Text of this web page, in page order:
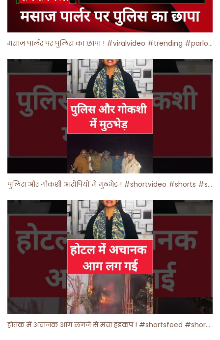
मसाज पार्लर पर पुलिस का छापा ! #viralvideo #trending #parlour
पुलिस और गौकशी आरोपियों में मुठभेड़ ! #shortvideo #shorts #shortsfeed
होतक में अचानक आग लगने से मचा हड़कंप ! #shortsfeed #shorts #viralshorts